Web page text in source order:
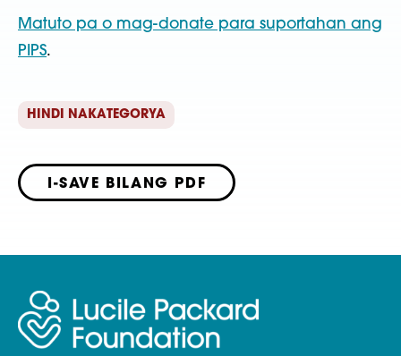
Matuto pa o mag-donate para suportahan ang
PIPS.
HINDI NAKATEGORYA
I-SAVE BILANG PDF